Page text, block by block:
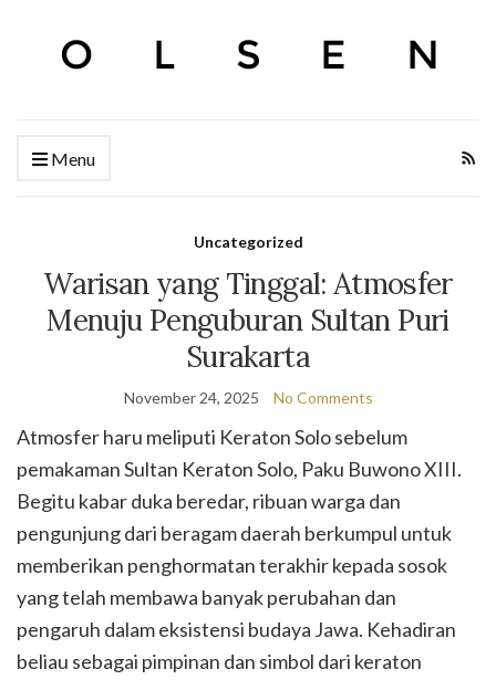
Menu
Uncategorized
Warisan yang Tinggal: Atmosfer
Menuju Penguburan Sultan Puri
Surakarta
November 24, 2025 No Comments
Atmosfer haru meliputi Keraton Solo sebelum
pemakaman Sultan Keraton Solo, Paku Buwono XIII.
Begitu kabar duka beredar, ribuan warga dan
pengunjung dari beragam daerah berkumpul untuk
memberikan penghormatan terakhir kepada sosok
yang telah membawa banyak perubahan dan
pengaruh dalam eksistensi budaya Jawa. Kehadiran
beliau sebagai pimpinan dan simbol dari keraton